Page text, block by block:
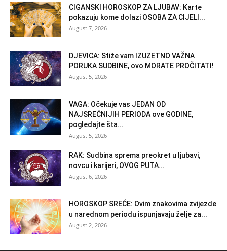
CIGANSKI HOROSKOP ZA LJUBAV: Karte
pokazuju kome dolazi OSOBA ZA CIJELI...
August 7, 2026
DJEVICA: Stiže vam IZUZETNO VAŽNA
PORUKA SUDBINE, ovo MORATE PROČITATI!
August 5, 2026
VAGA: Očekuje vas JEDAN OD
NAJSREĆNIJIH PERIODA ove GODINE,
pogledajte šta...
August 5, 2026
RAK: Sudbina sprema preokret u ljubavi,
novcu i karijeri, OVOG PUTA...
August 6, 2026
HOROSKOP SREĆE: Ovim znakovima zvijezde
u narednom periodu ispunjavaju želje za...
August 2, 2026